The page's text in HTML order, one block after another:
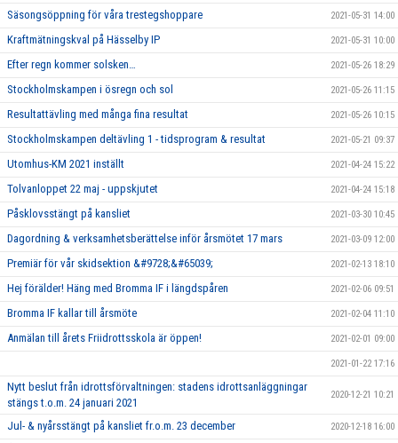
Säsongsöppning för våra trestegshoppare 2021-05-31 14:00
Kraftmätningskval på Hässelby IP 2021-05-31 10:00
Efter regn kommer solsken… 2021-05-26 18:29
Stockholmskampen i ösregn och sol 2021-05-26 11:15
Resultattävling med många fina resultat 2021-05-26 10:15
Stockholmskampen deltävling 1 - tidsprogram & resultat 2021-05-21 09:37
Utomhus-KM 2021 inställt 2021-04-24 15:22
Tolvanloppet 22 maj - uppskjutet 2021-04-24 15:18
Påsklovsstängt på kansliet 2021-03-30 10:45
Dagordning & verksamhetsberättelse inför årsmötet 17 mars 2021-03-09 12:00
Premiär för vår skidsektion &#9728;&#65039; 2021-02-13 18:10
Hej förälder! Häng med Bromma IF i längdspåren 2021-02-06 09:51
Bromma IF kallar till årsmöte 2021-02-04 11:10
Anmälan till årets Friidrottsskola är öppen! 2021-02-01 09:00
2021-01-22 17:16
Nytt beslut från idrottsförvaltningen: stadens idrottsanläggningar
stängs t.o.m. 24 januari 2021
2020-12-21 10:21
Jul- & nyårsstängt på kansliet fr.o.m. 23 december 2020-12-18 16:00